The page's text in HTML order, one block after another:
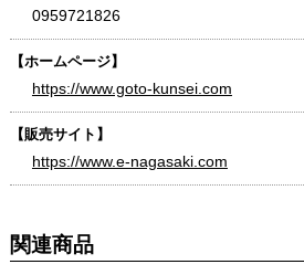
0959721826
【ホームページ】
https://www.goto-kunsei.com
【販売サイト】
https://www.e-nagasaki.com
関連商品